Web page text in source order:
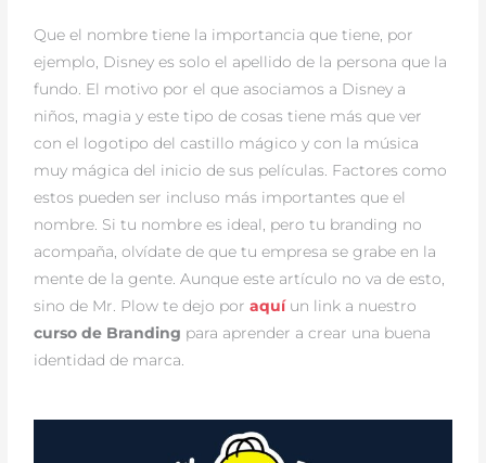
Que el nombre tiene la importancia que tiene, por
ejemplo, Disney es solo el apellido de la persona que la
fundo. El motivo por el que asociamos a Disney a
niños, magia y este tipo de cosas tiene más que ver
con el logotipo del castillo mágico y con la música
muy mágica del inicio de sus películas. Factores como
estos pueden ser incluso más importantes que el
nombre. Si tu nombre es ideal, pero tu branding no
acompaña, olvídate de que tu empresa se grabe en la
mente de la gente. Aunque este artículo no va de esto,
sino de Mr. Plow te dejo poraquíun link a nuestro
curso de Branding para aprender a crear una buena
identidad de marca.